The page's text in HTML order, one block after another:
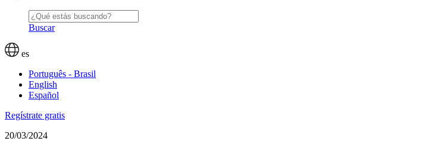
Buscar
es
Português - Brasil
English
Español
Regístrate gratis
20/03/2024